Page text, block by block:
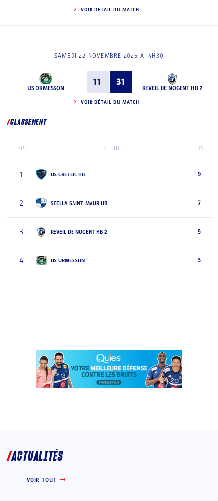
VOIR DÉTAIL DU MATCH
SAMEDI 22 NOVEMBRE 2025 À 14H30
US ORMESSON
11 31
REVEIL DE NOGENT HB 2
VOIR DÉTAIL DU MATCH
CLASSEMENT
POS. CLUB PTS
1 US CRETEIL HB 9
2 STELLA SAINT-MAUR HB 7
3 REVEIL DE NOGENT HB 2 5
4 US ORMESSON 3
ACTUALITÉS
VOIR TOUT